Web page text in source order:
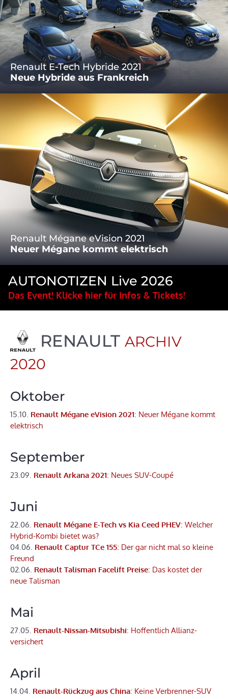
Renault E-Tech Hybride 2021
Neue Hybride aus Frankreich
Renault Mégane eVision 2021
Neuer Mégane kommt elektrisch
AUTONOTIZEN Live 2026
Das Event! Klicke hier für Infos & Tickets!
RENAULT ARCHIV
2020
Oktober
15.10. Renault Mégane eVision 2021: Neuer Mégane kommt
elektrisch
September
23.09. Renault Arkana 2021: Neues SUV-Coupé
Juni
22.06. Renault Mégane E-Tech vs Kia Ceed PHEV: Welcher
Hybrid-Kombi bietet was?
04.06. Renault Captur TCe 155: Der gar nicht mal so kleine
Freund
02.06. Renault Talisman Facelift Preise: Das kostet der
neue Talisman
Mai
27.05. Renault-Nissan-Mitsubishi: Hoffentlich Allianz-
versichert
April
14.04. Renault-Rückzug aus China: Keine Verbrenner-SUV